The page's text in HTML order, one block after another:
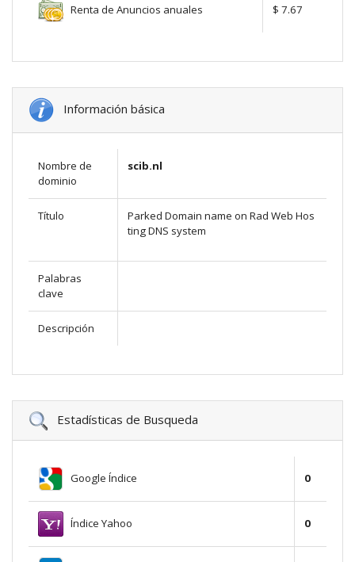
Renta de Anuncios anuales $ 7.67
Información básica
Nombre de
dominio
scib.nl
Título
Parked Domain name on Rad Web Hos
ting DNS system
Palabras
clave
Descripción
Estadísticas de Busqueda
Google Índice 0
Índice Yahoo 0